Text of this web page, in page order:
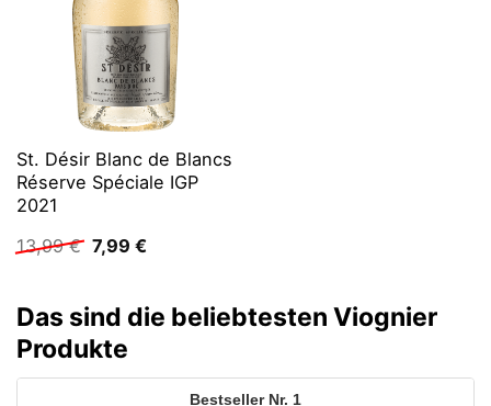
St. Désir Blanc de Blancs
Réserve Spéciale IGP
2021
13,99€ Ursprünglicher
Preis
7,99 €Aktueller
Das sind die beliebtesten Viognier
Produkte
1